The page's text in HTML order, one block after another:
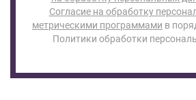
Согласие на обработку
метрическими программами в
Политики обработки